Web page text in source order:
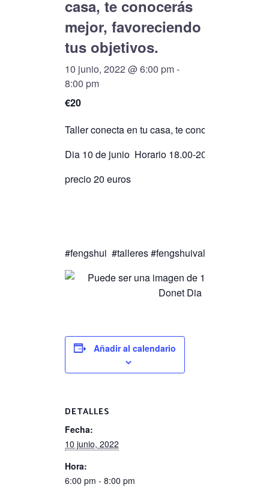
casa, te conocerás
mejor, favoreciendo
tus objetivos.
10 junio, 2022 @ 6:00 pm-
8:00 pm
€20
Taller conecta en tu casa, te conocerás mejor,
Dia 10 de junio Horario 18.00-20.00
precio 20 euros
#fengshui #talleres #fengshuivalencia
Añadir al calendario
DETALLES
Fecha:
10 junio, 2022
Hora:
6:00 pm - 8:00 pm